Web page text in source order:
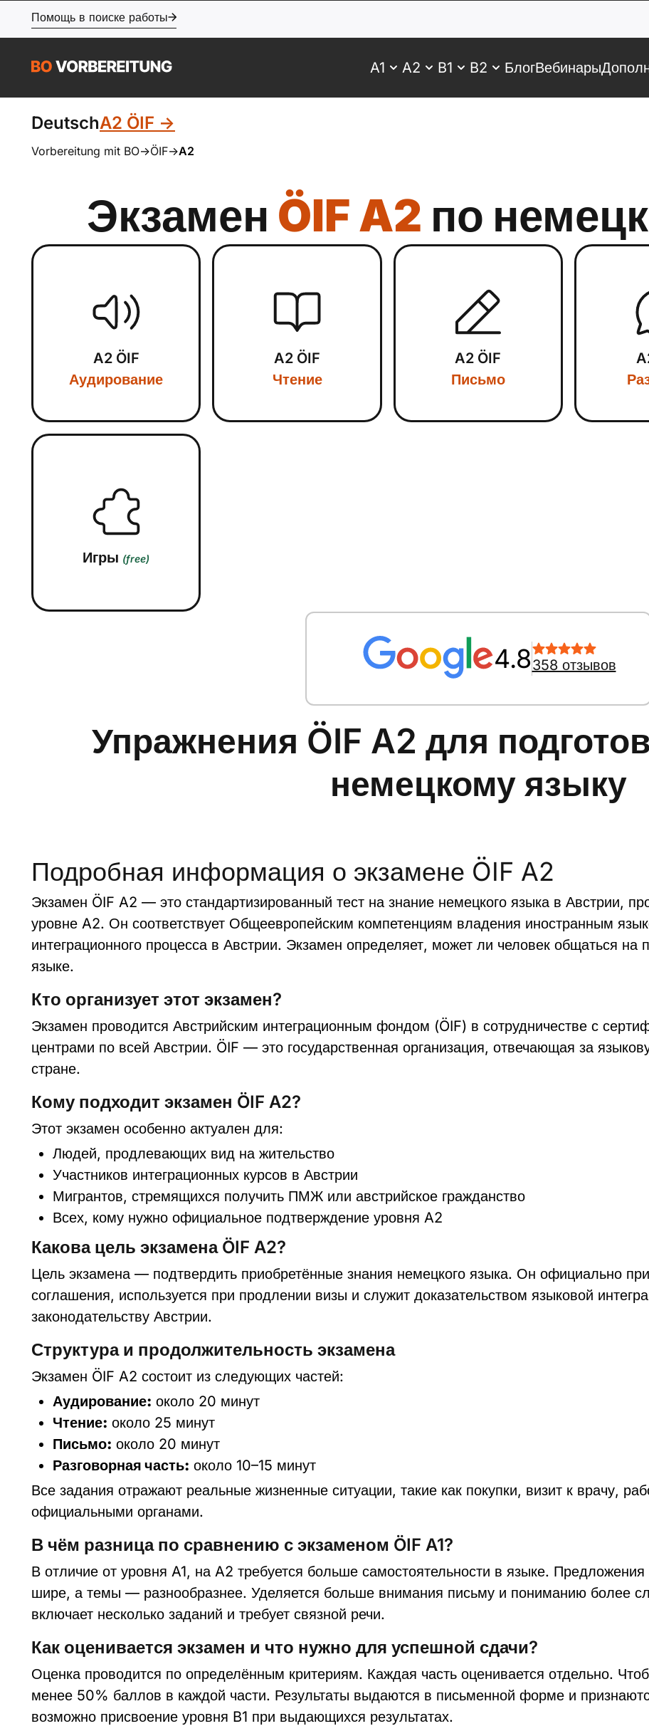
Помощь в поиске работы
A1 A2 B1 B2 БлогВебинары
DeutschA2 ÖIF ->
Vorbereitung mit BO->ÖIF->A2
Экзамен ÖIF A2 по
A2 ÖIF
Аудирование
A2 ÖIF
Чтение
A2 ÖIF
Письмо
Игры (free)
4.8358 отзывов
Упражнения ÖIF A2 для
немецкому языку
Подробная информация о экзамене ÖIF A2
Экзамен ÖIF A2 — это стандартизированный тест на знание немецкого языка в Австрии,
уровне A2. Он соответствует Общеевропейским компетенциям владения иностранным
интеграционного процесса в Австрии. Экзамен определяет, может ли человек общаться
языке.
Кто организует этот экзамен?
Экзамен проводится Австрийским интеграционным фондом (ÖIF) в сотрудничестве с
центрами по всей Австрии. ÖIF — это государственная организация, отвечающая за
стране.
Кому подходит экзамен ÖIF A2?
Этот экзамен особенно актуален для:
Людей, продлевающих вид на жительство
Участников интеграционных курсов в Австрии
Мигрантов, стремящихся получить ПМЖ или австрийское гражданство
Всех, кому нужно официальное подтверждение уровня A2
Какова цель экзамена ÖIF A2?
Цель экзамена — подтвердить приобретённые знания немецкого языка. Он официально
соглашения, используется при продлении визы и служит доказательством языковой
законодательству Австрии.
Структура и продолжительность экзамена
Экзамен ÖIF A2 состоит из следующих частей:
Аудирование: около 20 минут
Чтение: около 25 минут
Письмо: около 20 минут
Разговорная часть: около 10–15 минут
Все задания отражают реальные жизненные ситуации, такие как покупки, визит к врачу,
официальными органами.
В чём разница по сравнению с экзаменом ÖIF A1?
В отличие от уровня A1, на A2 требуется больше самостоятельности в языке.
шире, а темы — разнообразнее. Уделяется больше внимания письму и пониманию более
включает несколько заданий и требует связной речи.
Как оценивается экзамен и что нужно для успешной сдачи?
Оценка проводится по определённым критериям. Каждая часть оценивается отдельно.
менее 50% баллов в каждой части. Результаты выдаются в письменной форме и
возможно присвоение уровня B1 при выдающихся результатах.